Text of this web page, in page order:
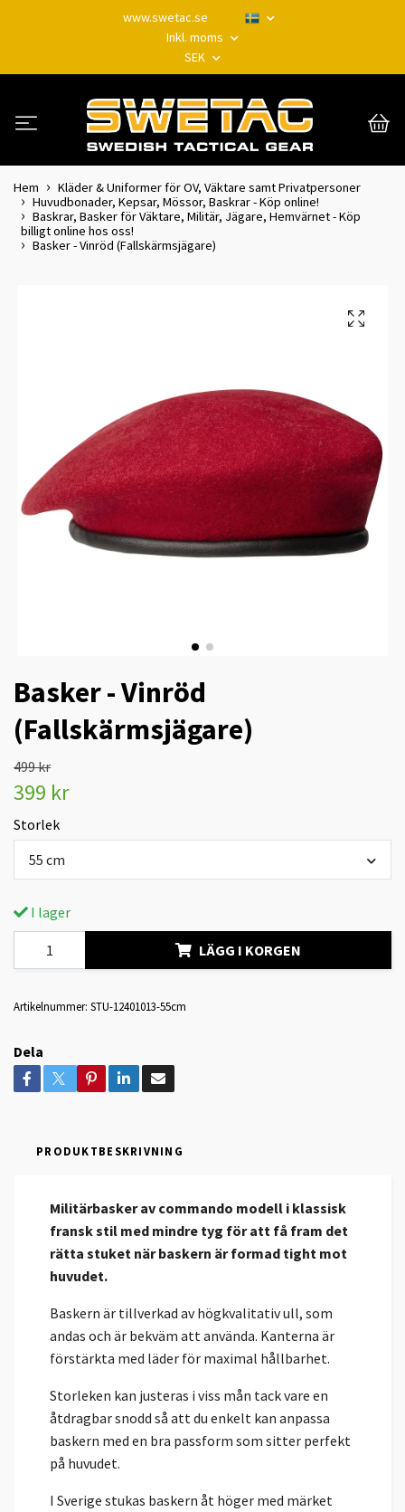
www.swetac.se
Inkl. moms
SEK
Hem
Kläder & Uniformer för OV, Väktare samt Privatpersoner
Huvudbonader, Kepsar, Mössor, Baskrar - Köp online!
Baskrar, Basker för Väktare, Militär, Jägare, Hemvärnet - Köp
billigt online hos oss!
Basker - Vinröd (Fallskärmsjägare)
Basker - Vinröd
(Fallskärmsjägare)
499 kr
399 kr
Storlek
55 cm
I lager
LÄGG I KORGEN
Artikelnummer: STU-12401013-55cm
Dela
PRODUKTBESKRIVNING
Militärbasker av commando modell i klassisk
fransk stil med mindre tyg för att få fram det
rätta stuket när baskern är formad tight mot
huvudet.
Baskern är tillverkad av högkvalitativ ull, som
andas och är bekväm att använda. Kanterna är
förstärkta med läder för maximal hållbarhet.
Storleken kan justeras i viss mån tack vare en
åtdragbar snodd så att du enkelt kan anpassa
baskern med en bra passform som sitter perfekt
på huvudet.
I Sverige stukas baskern åt höger med märket